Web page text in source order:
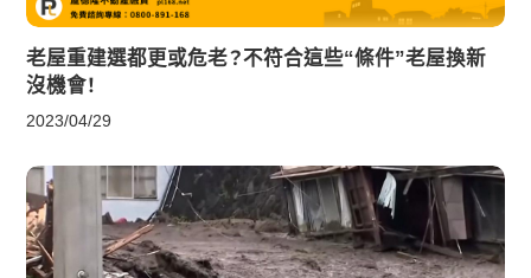
老屋重建選都更或危老？不符合這些“條件”老屋換新
沒機會！
2023/04/29